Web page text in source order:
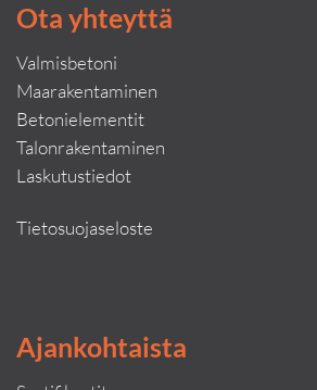
Ota yhteyttä
Valmisbetoni
Maarakentaminen
Betonielementit
Talonrakentaminen
Laskutustiedot
Tietosuojaseloste
Ajankohtaista